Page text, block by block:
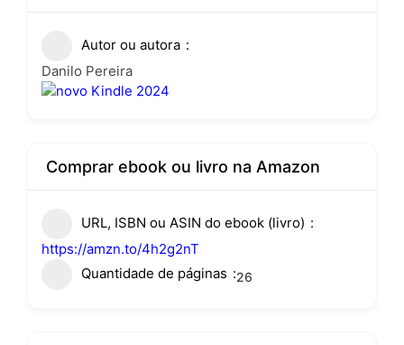
Autor ou autora
Danilo Pereira
Comprar ebook ou livro na Amazon
URL, ISBN ou ASIN do ebook (livro)
https://amzn.to/4h2g2nT
Quantidade de páginas
26